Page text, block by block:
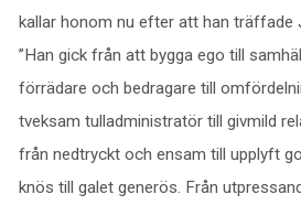
kallar honom nu efter att han träffade
”Han gick från att bygga ego till
förrädare och bedragare till
tveksam tulladministratör till givmild
från nedtryckt och ensam till upplyft
knös till galet generös. Från